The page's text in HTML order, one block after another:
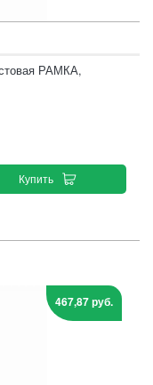
РАМКА,
Купить
467,87 руб.